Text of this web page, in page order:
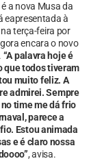
a nova Musa da
eapresentada à
terça-feira por
encara o novo
“A palavra hoje é
que todos tiveram
muito feliz. A
admirei. Sempre
time me dá frio
parece a
Estou animada
e é claro nossa
, avisa.